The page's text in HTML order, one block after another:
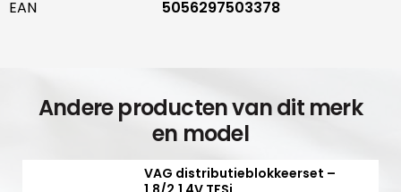
EAN
5056297503378
Andere producten van dit merk
en model
VAG distributieblokkeerset –